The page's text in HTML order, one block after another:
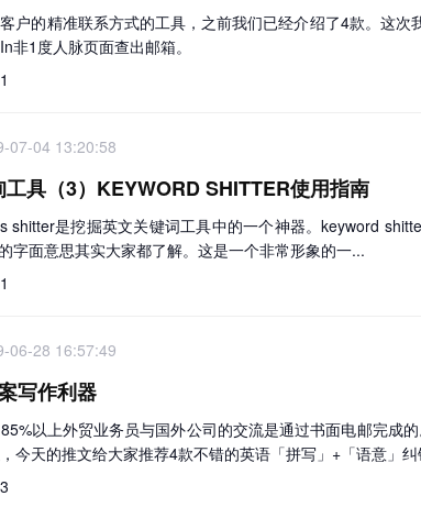
户的精准联系方式的工具，之前我们已经介绍了4款。这
非1度人脉页面查出邮箱。
1
07-04 13:20:58
工具（3）KEYWORD SHITTER使用指南
shitter是挖掘英文关键词工具中的一个神器。keyword
字面意思其实大家都了解。这是一个非常形象的一...
1
06-28 16:57:49
写作利器
以上外贸业务员与国外公司的交流是通过书面电邮完成
今天的推文给大家推荐4款不错的英语「拼写」+「语意」
3